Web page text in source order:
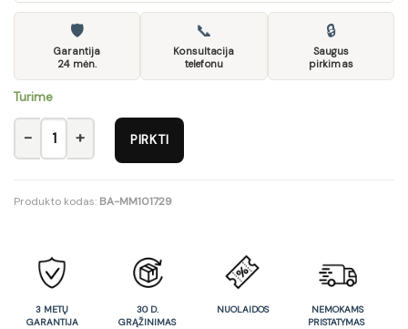
🛡
Garantija
24 mėn.
📞
Konsultacija
telefonu
🔒
Saugus
pirkimas
Turime
produkto kiekis: TV staliukas YORK Y1
PIRKTI
Produkto kodas: BA-MM101729
3 METŲ
GARANTIJA
30 D.
GRĄŽINIMAS
NUOLAIDOS
NEMOKAMS
PRISTATYMAS